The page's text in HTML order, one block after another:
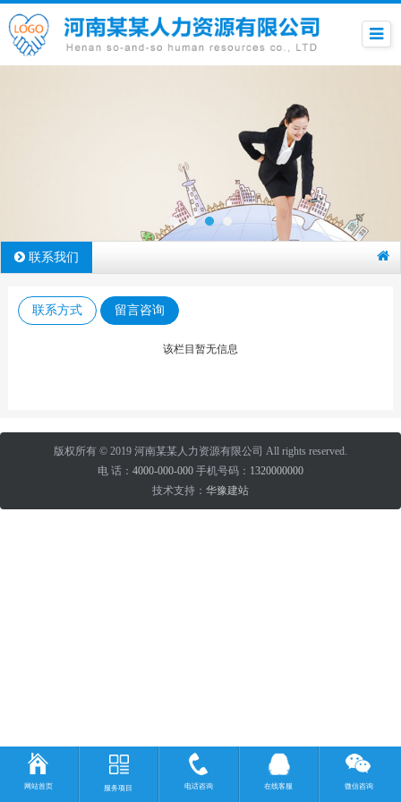
联系我们
联系方式 留言咨询
该栏目暂无信息
版权所有 © 2019 河南某某人力资源有限公司 All rights reserved.
电 话： 4000-000-000手机号码： 1320000000
技术支持： 华豫建站
网站首页 服务项目 电话咨询 在线客服 微信咨询